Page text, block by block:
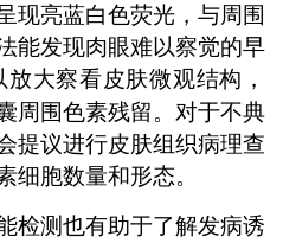
现亮蓝白色荧光，与周围
能发现肉眼难以察觉的早
放大察看皮肤微观结构，
周围色素残留。对于不典
提议进行皮肤组织病理查
细胞数量和形态。
检测也有助于了解发病诱